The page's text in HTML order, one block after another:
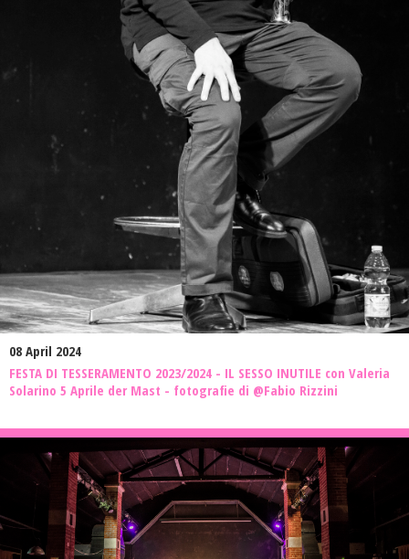
08 April 2024
FESTA DI TESSERAMENTO 2023/2024 - IL SESSO INUTILE con Valeria
Solarino 5 Aprile der Mast - fotografie di @Fabio Rizzini